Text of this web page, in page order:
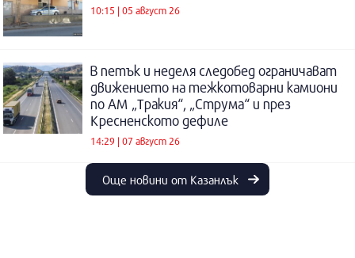
10:15 | 05 август 26
В петък и неделя следобед ограничават
движението на тежкотоварни камиони
по АМ „Тракия“, „Струма“ и през
Кресненското дефиле
14:29 | 07 август 26
Още новини от Казанлък